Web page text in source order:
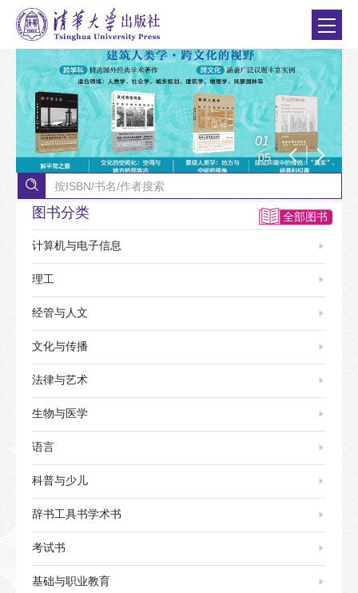
图书分类 全部图书
计算机与电子信息
理工
经管与人文
文化与传播
法律与艺术
生物与医学
语言
科普与少儿
辞书工具书学术书
考试书
基础与职业教育
02
05